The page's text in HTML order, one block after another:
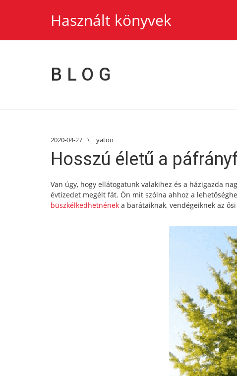
Használt könyvek
BLOG
2020-04-27 \ yatoo
Hosszú életű a
Van úgy, hogy ellátogatunk valakihez és a házigazda
évtizedet megélt fát. Ön mit szólna ahhoz a
büszkélkedhetnének a barátaiknak, vendégeiknek az